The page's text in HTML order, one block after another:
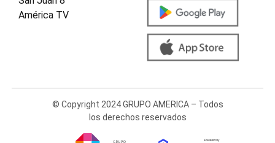
América TV
© Copyright 2024 GRUPO AMERICA – Todos
los derechos reservados